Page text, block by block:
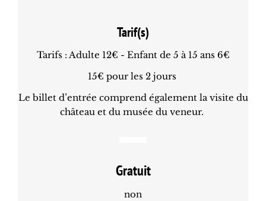
Tarif(s)
Tarifs : Adulte 12€ - Enfant de 5 à 15 ans 6€
15€ pour les 2 jours
Le billet d’entrée comprend également la visite du
château et du musée du veneur.
Gratuit
non